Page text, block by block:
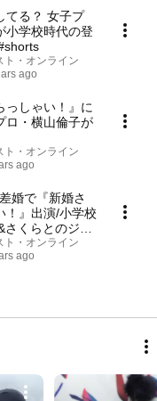
てる？ 女子プ
小学校時代の登
ト・オンライン
ago
っしゃい！』に
ロ・横山倫子が
ト・オンライン
ago
婚で『新婚さ
！』出演/小学校
くらとのジュ
王レース土壇場
の17年間
ト・オンライン
ago